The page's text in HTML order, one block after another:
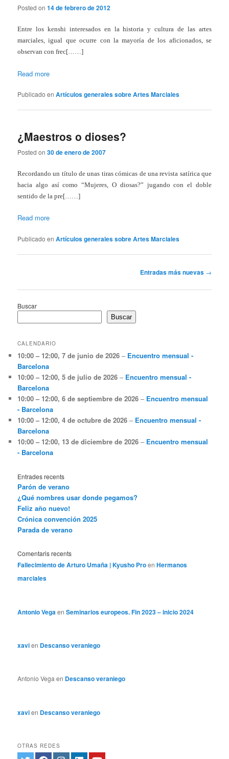
Posted on14 de febrero de 2012
Entre los kenshi interesados en la historia y cultura de las artes
marciales, igual que ocurre con la mayoría de los aficionados, se
observan con frec[……]
Read more
Publicado en Artículos generales sobre Artes Marciales
¿Maestros o dioses?
Posted on30 de enero de 2007
Recordando un título de unas tiras cómicas de una revista satírica que
hacia algo así como “Mujeres, O diosas?” jugando con el doble
sentido de la pre[……]
Read more
Publicado en Artículos generales sobre Artes Marciales
entradas
Entradas más nuevas →
Buscar
Buscar
CALENDARIO
10:00 – 12:00,7 de junio de 2026 – Encuentro mensual -
Barcelona
10:00 – 12:00,5 de julio de 2026 – Encuentro mensual -
Barcelona
10:00 – 12:00,6 de septiembre de 2026 – Encuentro mensual
- Barcelona
10:00 – 12:00,4 de octubre de 2026 – Encuentro mensual -
Barcelona
10:00 – 12:00, 13 de diciembre de 2026 – Encuentro mensual
- Barcelona
Entrades recents
Parón de verano
¿Qué nombres usar donde pegamos?
Feliz año nuevo!
Crónica convención 2025
Parada de verano
Comentaris recents
Fallecimiento de Arturo Umaña | Kyusho ProenHermanos
marciales
Antonio VegaenSeminarios europeos. Fin 2023 – inicio 2024
xavien Descanso veraniego
Antonio Vega en Descanso veraniego
xavien Descanso veraniego
OTRAS REDES